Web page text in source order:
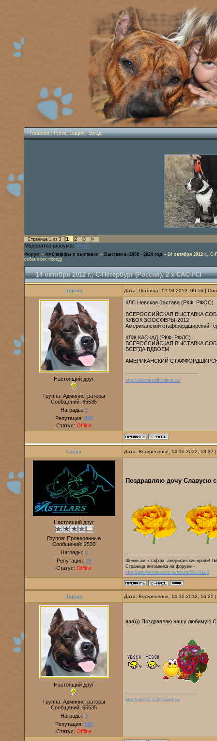
Главная|Регистрация|Вход
Страница 1 из 3 1 2 3 »
Модератор форума: Amulet
Форум » АмСтаффы и выставки » Выставки: 2008 - 2024 год » 14 октября 2012 г.,
собак всех пород)
14 октября 2012 г., С-Петербург (Россия), 2 х САС-FCI
Tigrino Дата: Пятница, 12.10.2012, 00:56 |
Настоящий друг
Группа: Администраторы
Сообщений: 65535
Награды: 3
Репутация: 890
Статус: Offline
КЛС Невская Застава (РКФ, РФОС)
ВСЕРОССИЙСКАЯ ВЫСТАВКА
КУБОК ЗООСФЕРЫ-2012
Американский стаффордширский
КЛЖ КАСКАД (РКФ, РФЛС)
ВСЕРОССИЙСКАЯ ВЫСТАВКА
ВСЕГДА ВДВОЕМ
АМЕРИКАНСКИЙ
http://alterra-staff.narod.ru/
Larisa Дата: Воскресенье, 14.10.2012,
Настоящий друг
Группа: Проверенные
Сообщений: 2530
Награды: 0
Репутация: 29
Статус: Offline
Поздравляю дочу
Щенки ам. стаффа, американские крови!
Страница питомника на форуме -
http://ast-friends.ucoz.ru/forum/68-2411-1
Tigrino Дата: Воскресенье, 14.10.2012,
Настоящий друг
Группа: Администраторы
Сообщений: 65535
Награды: 3
Репутация: 890
Статус: Offline
ааа))) Поздравляю нашу любимую
http://alterra-staff.narod.ru/